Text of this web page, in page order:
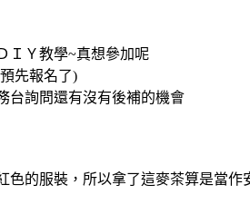
ＩＹ教學~真想參加呢
先報名了)
台詢問還有沒有後補的機會
色的服裝，所以拿了這麥茶算是當作